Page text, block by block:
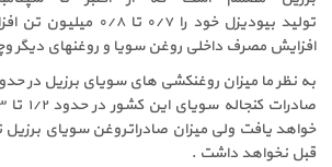
تولید بیودیزل خود را
افزایش مصرف داخلی روغن سویا و روغنهای دیگر
خواهد یافت ولی میزان صادراتروغن سویای
قبل نخواهد داشت .